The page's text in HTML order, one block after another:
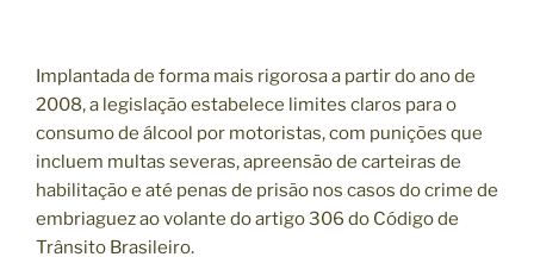
Implantada de forma mais rigorosa a partir do ano de
2008, a legislação estabelece limites claros para o
consumo de álcool por motoristas, com punições que
incluem multas severas, apreensão de carteiras de
habilitação e até penas de prisão nos casos do crime de
embriaguez ao volante do artigo 306 do Código de
Trânsito Brasileiro.